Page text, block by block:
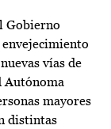
Gobierno
vías de
Autónoma
mayores
distintas